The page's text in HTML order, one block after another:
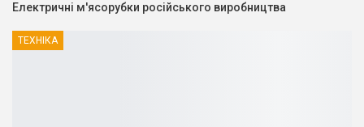
Електричні м'ясорубки російського виробництва
ТЕХНІКА